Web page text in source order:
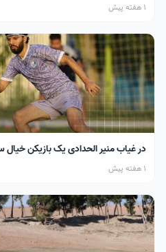
1 هفته پیش
در غیاب منیر الحدادی یک بازیکن
1 هفته پیش